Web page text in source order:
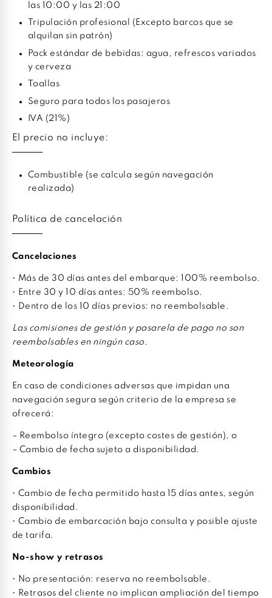
las 10:00 y las 21:00
Tripulación profesional (Excepto barcos que se
alquilan sin patrón)
Pack estándar de bebidas: agua, refrescos variados
y cerveza
Toallas
Seguro para todos los pasajeros
IVA (21%)
El precio no incluye:
Combustible (se calcula según navegación
realizada)
Política de cancelación
Cancelaciones
• Más de 30 días antes del embarque: 100% reembolso.
• Entre 30 y 10 días antes: 50% reembolso.
• Dentro de los 10 días previos: no reembolsable.
Las comisiones de gestión y pasarela de pago no son
reembolsables en ningún caso.
Meteorología
En caso de condiciones adversas que impidan una
navegación segura según criterio de la empresa se
ofrecerá:
– Reembolso íntegro (excepto costes de gestión), o
– Cambio de fecha sujeto a disponibilidad.
Cambios
• Cambio de fecha permitido hasta 15 días antes, según
disponibilidad.
• Cambio de embarcación bajo consulta y posible ajuste
de tarifa.
No-show y retrasos
• No presentación: reserva no reembolsable.
• Retrasos del cliente no implican ampliación del tiempo